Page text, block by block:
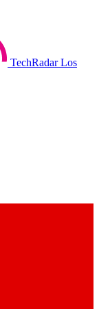
TechRadar Los